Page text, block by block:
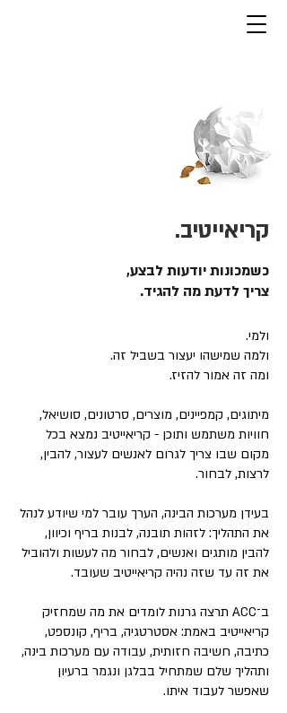
קריאייטיב.
כשמכונות יודעות לבצע,
צריך לדעת מה להגיד.
ולמי.
ולמה שמישהו יעצור בשביל זה.
ומה זה אמור להזיז.
מיתוגים, קמפיינים, מוצרים, סרטונים, סושיאל,
חוויות משתמש ותוכן - קריאייטיב נמצא בכל
מקום שבו צריך לגרום לאנשים לעצור, להבין,
לרצות, לבחור.
בעידן מערכות הבינה, הערך עובר למי שיודע לנהל
את התהליך: לזהות תובנה, לבנות בריף וכיוון,
להבין מותגים ואנשים, לבחור מה לעשות ולהוביל
את זה עד שזה נהיה קריאייטיב שעובד.
ב־ACC תרצה גרנות לומדים את מה שמחזיק
קריאייטיב באמת: אסטרטגיה, בריף, קונספט,
כתיבה, חשיבה חזותית, עבודה עם מערכות בינה,
ותהליך שלם שמתחיל בבלגן ונגמר ברעיון
שאפשר לעבוד איתו.